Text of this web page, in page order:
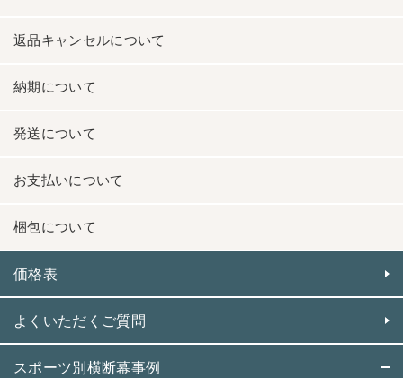
返品キャンセルについて
納期について
発送について
お支払いについて
梱包について
価格表
よくいただくご質問
スポーツ別横断幕事例